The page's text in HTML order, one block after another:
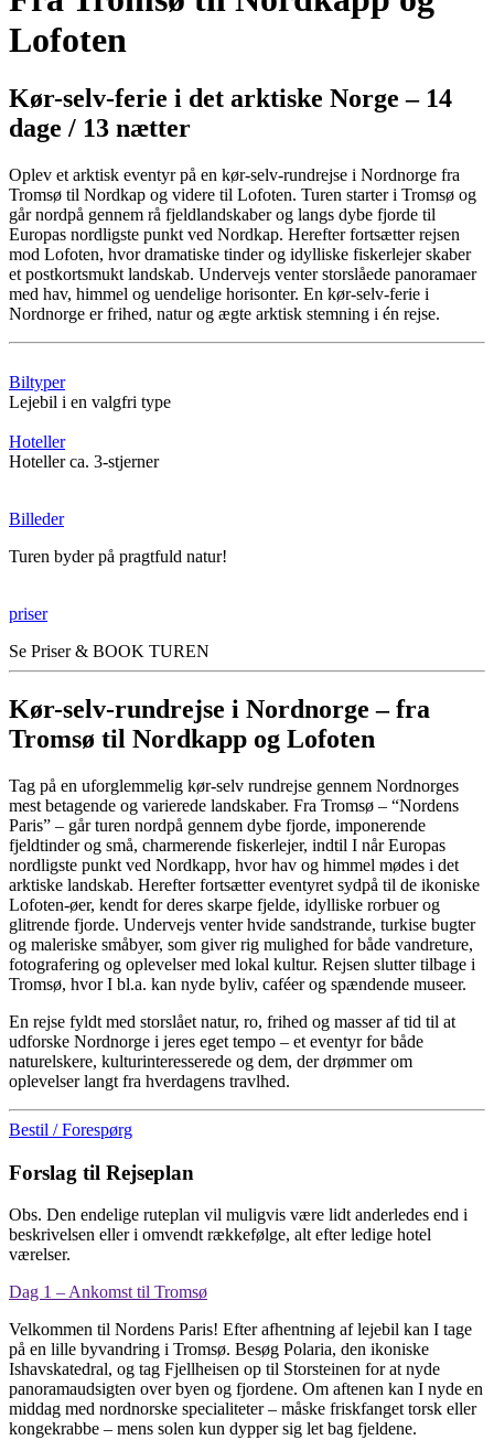
Lofoten
Kør-selv-ferie i det arktiske Norge – 14
dage / 13 nætter
Oplev et arktisk eventyr på en kør-selv-rundrejse i Nordnorge fra
Tromsø til Nordkap og videre til Lofoten. Turen starter i Tromsø og
går nordpå gennem rå fjeldlandskaber og langs dybe fjorde til
Europas nordligste punkt ved Nordkap. Herefter fortsætter rejsen
mod Lofoten, hvor dramatiske tinder og idylliske fiskerlejer skaber
et postkortsmukt landskab. Undervejs venter storslåede panoramaer
med hav, himmel og uendelige horisonter. En kør-selv-ferie i
Nordnorge er frihed, natur og ægte arktisk stemning i én rejse.
Biltyper
Lejebil i en valgfri type
Hoteller
Hoteller ca. 3-stjerner
Billeder
Turen byder på pragtfuld natur!
priser
Se Priser & BOOK TUREN
Kør-selv-rundrejse i Nordnorge – fra
Tromsø til Nordkapp og Lofoten
Tag på en uforglemmelig kør-selv rundrejse gennem Nordnorges
mest betagende og varierede landskaber. Fra Tromsø – “Nordens
Paris” – går turen nordpå gennem dybe fjorde, imponerende
fjeldtinder og små, charmerende fiskerlejer, indtil I når Europas
nordligste punkt ved Nordkapp, hvor hav og himmel mødes i det
arktiske landskab. Herefter fortsætter eventyret sydpå til de ikoniske
Lofoten-øer, kendt for deres skarpe fjelde, idylliske rorbuer og
glitrende fjorde. Undervejs venter hvide sandstrande, turkise bugter
og maleriske småbyer, som giver rig mulighed for både vandreture,
fotografering og oplevelser med lokal kultur. Rejsen slutter tilbage i
Tromsø, hvor I bl.a. kan nyde byliv, caféer og spændende museer.
En rejse fyldt med storslået natur, ro, frihed og masser af tid til at
udforske Nordnorge i jeres eget tempo – et eventyr for både
naturelskere, kulturinteresserede og dem, der drømmer om
oplevelser langt fra hverdagens travlhed.
Bestil / Forespørg
Forslag til Rejseplan
Obs. Den endelige ruteplan vil muligvis være lidt anderledes end i
beskrivelsen eller i omvendt rækkefølge, alt efter ledige hotel
værelser.
Dag 1 – Ankomst til Tromsø
Velkommen til Nordens Paris! Efter afhentning af lejebil kan I tage
på en lille byvandring i Tromsø. Besøg Polaria, den ikoniske
Ishavskatedral, og tag Fjellheisen op til Storsteinen for at nyde
panoramaudsigten over byen og fjordene. Om aftenen kan I nyde en
middag med nordnorske specialiteter – måske friskfanget torsk eller
kongekrabbe – mens solen kun dypper sig let bag fjeldene.